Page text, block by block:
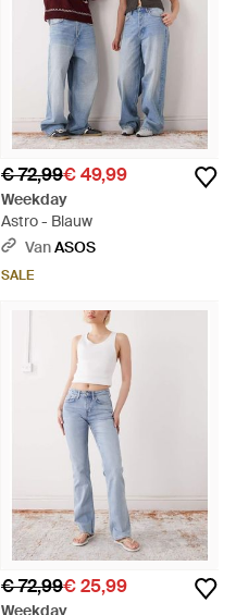
€ 72,99€ 49,99
Weekday
Astro - Blauw
VanASOS
SALE
€ 72,99€ 25,99
Weekday